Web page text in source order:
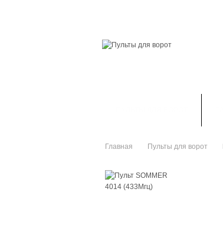
Главная
Пульты для ворот